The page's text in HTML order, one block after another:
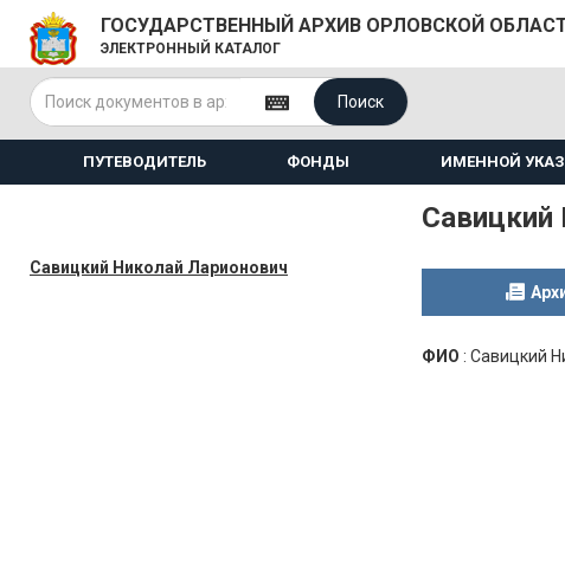
ГОСУДАРСТВЕННЫЙ АРХИВ ОРЛОВСКОЙ
ЭЛЕКТРОННЫЙ КАТАЛОГ
Поиск
ПУТЕВОДИТЕЛЬ ФОНДЫ ИМЕННОЙ
Савицкий Николай Ларионович
Савицкий
ФИО : Савицкий